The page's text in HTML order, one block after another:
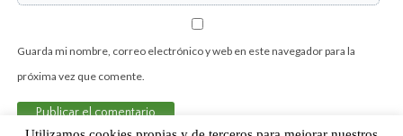
Guarda mi nombre, correo electrónico y web en este navegador para la
próxima vez que comente.